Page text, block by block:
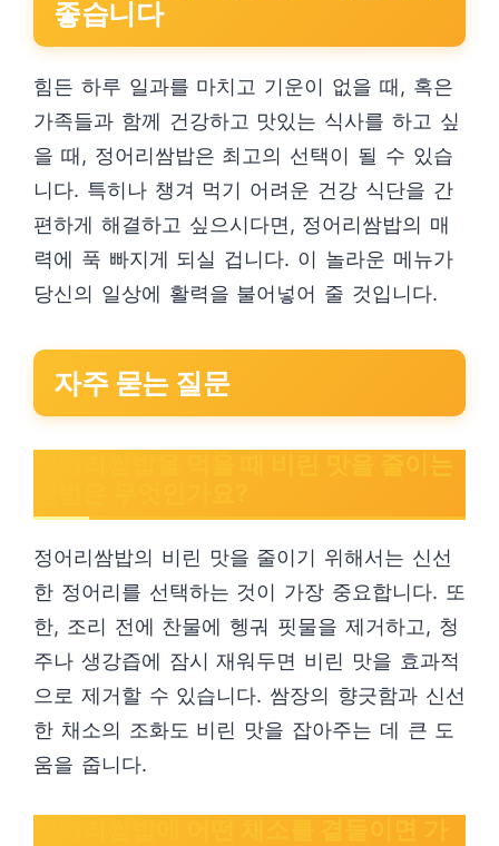
좋습니다
힘든 하루 일과를 마치고 기운이 없을 때, 혹은
가족들과 함께 건강하고 맛있는 식사를 하고 싶
을 때, 정어리쌈밥은 최고의 선택이 될 수 있습
니다. 특히나 챙겨 먹기 어려운 건강 식단을 간
편하게 해결하고 싶으시다면, 정어리쌈밥의 매
력에 푹 빠지게 되실 겁니다. 이 놀라운 메뉴가
당신의 일상에 활력을 불어넣어 줄 것입니다.
자주 묻는 질문
정어리쌈밥의 비린 맛을 줄이기 위해서는 신선
한 정어리를 선택하는 것이 가장 중요합니다. 또
한, 조리 전에 찬물에 헹궈 핏물을 제거하고, 청
주나 생강즙에 잠시 재워두면 비린 맛을 효과적
으로 제거할 수 있습니다. 쌈장의 향긋함과 신선
한 채소의 조화도 비린 맛을 잡아주는 데 큰 도
움을 줍니다.